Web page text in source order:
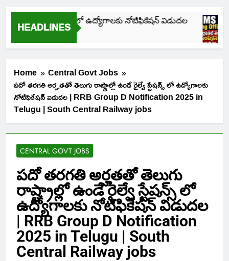
HEADLINES
తెలంగాణ NHM లో ఉద్యోగాలకు నోటిఫికేషన్ విడుదల
Home
Central Govt Jobs
పదో తరగతి అర్హతతో తెలుగు రాష్ట్రాల్లో ఉండే రైల్వే స్టేషన్స్ లో ఉద్యోగాలకు
నోటిఫికేషన్ విడుదల | RRB Group D Notification 2025 in
Telugu | South Central Railway jobs
CENTRAL GOVT JOBS
పదో తరగతి అర్హతతో తెలుగు
రాష్ట్రాల్లో ఉండే రైల్వే స్టేషన్స్ లో
ఉద్యోగాలకు నోటిఫికేషన్ విడుదల
| RRB Group D Notification
2025 in Telugu | South
Central Railway jobs